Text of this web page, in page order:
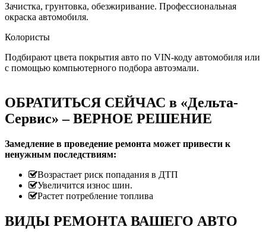
Зачистка, грунтовка, обезжиривание. Профессиональная
окраска автомобиля.
Колористы
Подбирают цвета покрытия авто по VIN-коду автомобиля или
с помощью компьютерного подбора автоэмали.
ОБРАТИТЬСЯ СЕЙЧАС в «Дельта-
Сервис» – ВЕРНОЕ РЕШЕНИЕ
Замедление в проведение ремонта может привести к
ненужным последствиям:
Возрастает риск попадания в ДТП
Увеличится износ шин.
Растет потребление топлива
ВИДЫ РЕМОНТА ВАШЕГО АВТО